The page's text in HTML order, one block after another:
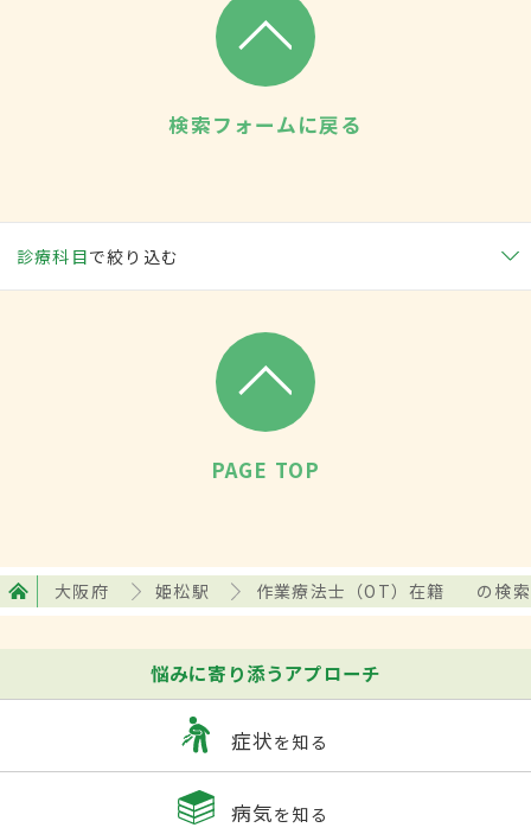
検索フォームに戻る
診療科目で絞り込む
PAGE TOP
大阪府 姫松駅 作業療法士（OT）在籍 の検
悩みに寄り添うアプローチ
症状を知る
病気を知る